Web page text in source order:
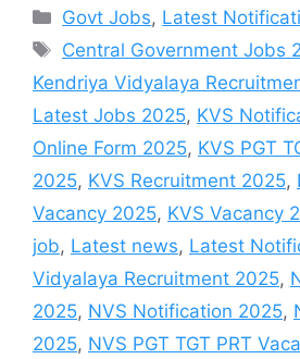
Categories
Govt Jobs, Latest
Tags
Central Government Jobs
Kendriya Vidyalaya
Latest Jobs 2025, KVS
Online Form 2025, KVS PGT
2025, KVS Recruitment 2025,
Vacancy 2025, KVS Vacancy
job, Latest news, Latest
Vidyalaya Recruitment 2025,
2025, NVS Notification 2025,
2025, NVS PGT TGT PRT